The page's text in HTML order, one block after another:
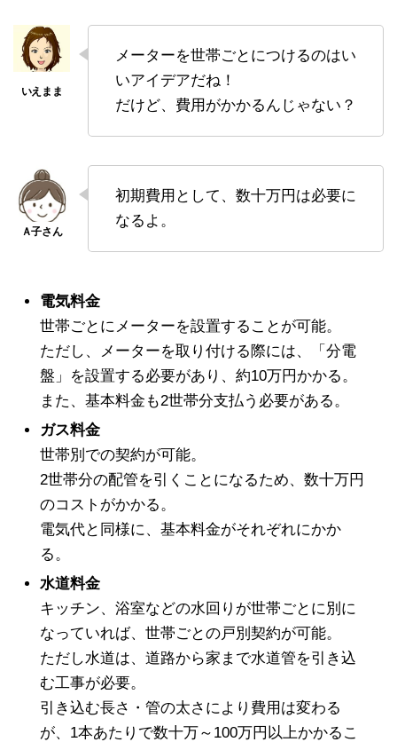
メーターを世帯ごとにつけるのはい
いアイデアだね！
だけど、費用がかかるんじゃない？
初期費用として、数十万円は必要に
なるよ。
電気料金
世帯ごとにメーターを設置することが可能。
ただし、メーターを取り付ける際には、「分電
盤」を設置する必要があり、約10万円かかる。
また、基本料金も2世帯分支払う必要がある。
ガス料金
世帯別での契約が可能。
2世帯分の配管を引くことになるため、数十万円
のコストがかかる。
電気代と同様に、基本料金がそれぞれにかか
る。
水道料金
キッチン、浴室などの水回りが世帯ごとに別に
なっていれば、世帯ごとの戸別契約が可能。
ただし水道は、道路から家まで水道管を引き込
む工事が必要。
引き込む長さ・管の太さにより費用は変わる
が、1本あたりで数十万～100万円以上かかるこ